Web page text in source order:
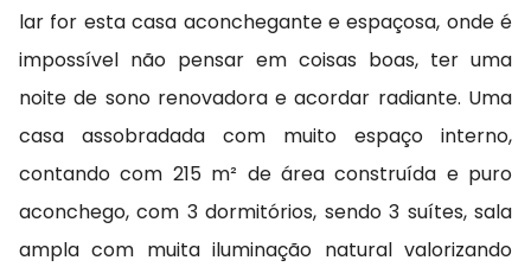
lar for esta casa aconchegante e espaçosa, onde é
impossível não pensar em coisas boas, ter uma
noite de sono renovadora e acordar radiante. Uma
casa assobradada com muito espaço interno,
contando com 215 m² de área construída e puro
aconchego, com 3 dormitórios, sendo 3 suítes, sala
ampla com muita iluminação natural valorizando